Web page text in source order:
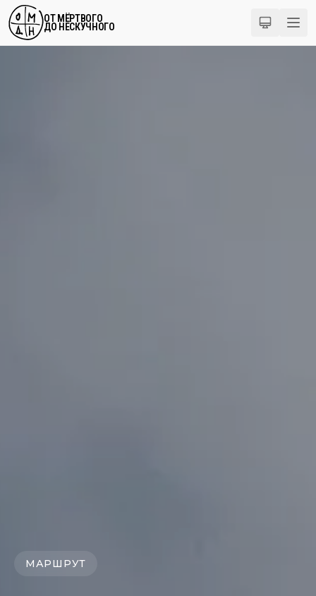
ОТ МЁРТВОГО
ДО НЕСКУЧНОГО
МАРШРУТ